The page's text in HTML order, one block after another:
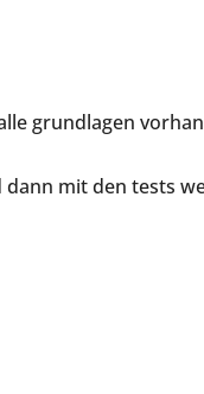
grundlagen
mit den tests